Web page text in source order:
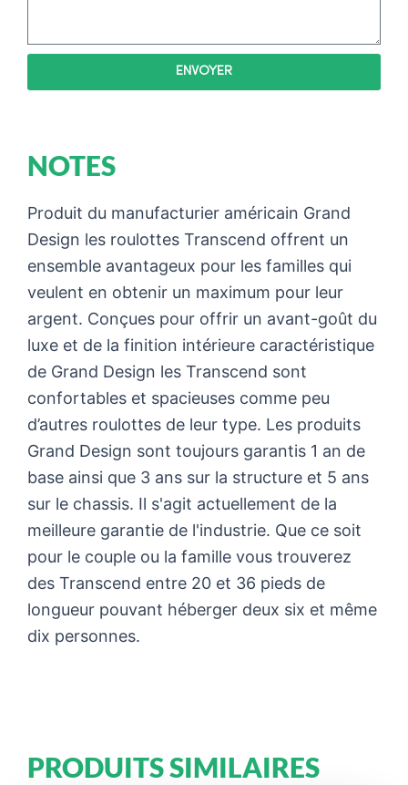
ENVOYER
NOTES
Produit du manufacturier américain Grand
Design les roulottes Transcend offrent un
ensemble avantageux pour les familles qui
veulent en obtenir un maximum pour leur
argent. Conçues pour offrir un avant-goût du
luxe et de la finition intérieure caractéristique
de Grand Design les Transcend sont
confortables et spacieuses comme peu
d’autres roulottes de leur type. Les produits
Grand Design sont toujours garantis 1 an de
base ainsi que 3 ans sur la structure et 5 ans
sur le chassis. Il s'agit actuellement de la
meilleure garantie de l'industrie. Que ce soit
pour le couple ou la famille vous trouverez
des Transcend entre 20 et 36 pieds de
longueur pouvant héberger deux six et même
dix personnes.
PRODUITS SIMILAIRES